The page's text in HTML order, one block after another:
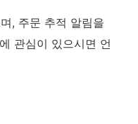
, 주문 추적 알림을
관심이 있으시면 언